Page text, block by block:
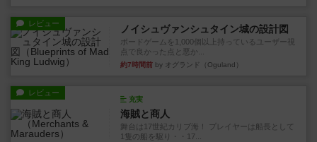
レビュー ノイシュヴァンシュタイン城の設計図
ボードゲームを1,000個以上持っているユーザー視
点で良かった点と悪か...
約7時間前 by オグランド（Oguland）
レビュー
充実
海賊と商人
舞台は17世紀カリブ海！ プレイヤーは船長として
1隻の船を駆り・・17...